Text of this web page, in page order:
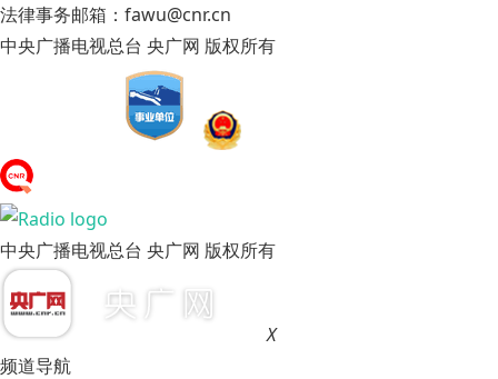
法律事务邮箱：fawu@cnr.cn
中央广播电视总台 央广网 版权所有
中央广播电视总台 央广网 版权所有
X
频道导航